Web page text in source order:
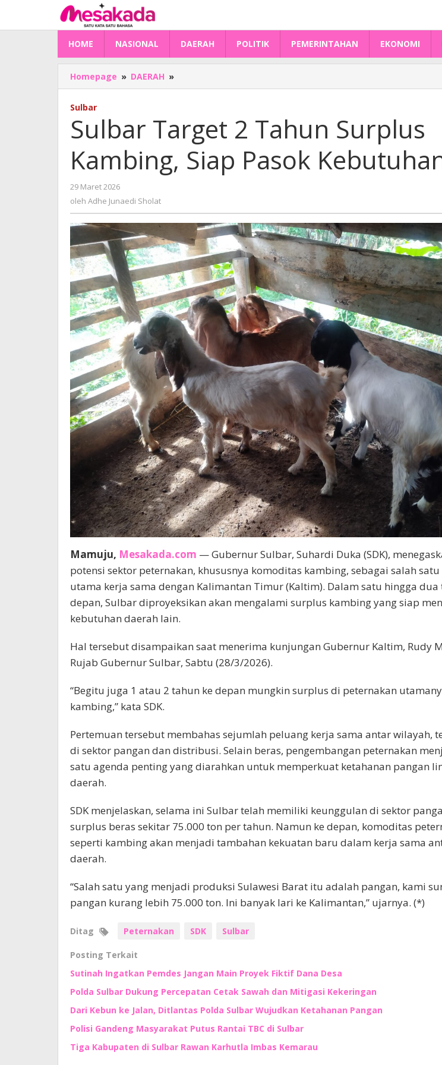
konten
HOME NASIONAL DAERAH POLITIK PEMERINTAHAN EKONOMI
Homepage » DAERAH »
Target
Surplus
Kambing,
Siap
Pasok
Kebutuhan
Sulbar
Sulbar Target 2 Tahun Surplus
Kambing, Siap Pasok
29 Maret 2026
Adhe
oleh Adhe Junaedi Sholat
Mamuju, Mesakada.com — Gubernur Sulbar, Suhardi Duka (SDK),
potensi sektor peternakan, khususnya komoditas kambing, sebagai salah
utama kerja sama dengan Kalimantan Timur (Kaltim). Dalam satu hingga dua
depan, Sulbar diproyeksikan akan mengalami surplus kambing yang siap
kebutuhan daerah lain.
Hal tersebut disampaikan saat menerima kunjungan Gubernur Kaltim, Rudy
Rujab Gubernur Sulbar, Sabtu (28/3/2026).
“Begitu juga 1 atau 2 tahun ke depan mungkin surplus di peternakan
kambing,” kata SDK.
Pertemuan tersebut membahas sejumlah peluang kerja sama antar wilayah,
di sektor pangan dan distribusi. Selain beras, pengembangan peternakan
satu agenda penting yang diarahkan untuk memperkuat ketahanan pangan
daerah.
SDK menjelaskan, selama ini Sulbar telah memiliki keunggulan di sektor
surplus beras sekitar 75.000 ton per tahun. Namun ke depan, komoditas
seperti kambing akan menjadi tambahan kekuatan baru dalam kerja sama
daerah.
“Salah satu yang menjadi produksi Sulawesi Barat itu adalah pangan, kami
pangan kurang lebih 75.000 ton. Ini banyak lari ke Kalimantan,” ujarnya. (*)
Ditag Peternakan SDK Sulbar
Posting Terkait
Sutinah Ingatkan Pemdes Jangan Main Proyek Fiktif Dana Desa
Polda Sulbar Dukung Percepatan Cetak Sawah dan Mitigasi Kekeringan
Dari Kebun ke Jalan, Ditlantas Polda Sulbar Wujudkan Ketahanan Pangan
Polisi Gandeng Masyarakat Putus Rantai TBC di Sulbar
Tiga Kabupaten di Sulbar Rawan Karhutla Imbas Kemarau